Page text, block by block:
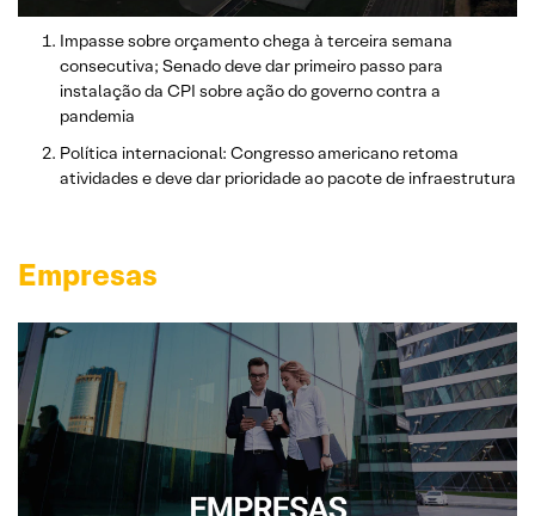
Impasse sobre orçamento chega à terceira semana
consecutiva; Senado deve dar primeiro passo para
instalação da CPI sobre ação do governo contra a
pandemia
Política internacional: Congresso americano retoma
atividades e deve dar prioridade ao pacote de infraestrutura
Empresas